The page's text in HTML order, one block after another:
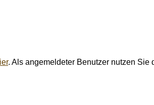
. Als angemeldeter Benutzer nutzen